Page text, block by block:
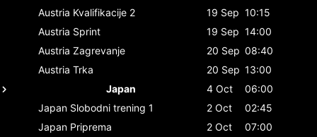
Austria Kvalifikacije 2 19 Sep 10:15
Austria Sprint 19 Sep 14:00
Austria Zagrevanje 20 Sep 08:40
Austria Trka 20 Sep 13:00
Japan
4 Oct
06:00
Japan Slobodni trening 1 2 Oct
02:45
Japan Priprema 2 Oct
07:00